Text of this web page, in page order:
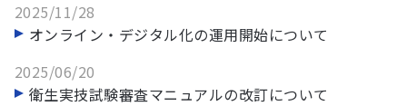
2025/11/28
オンライン・デジタル化の運用開始について
2025/06/20
衛生実技試験審査マニュアルの改訂について